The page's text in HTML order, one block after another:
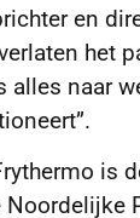
en
het
alles naar
is
Noordelijke